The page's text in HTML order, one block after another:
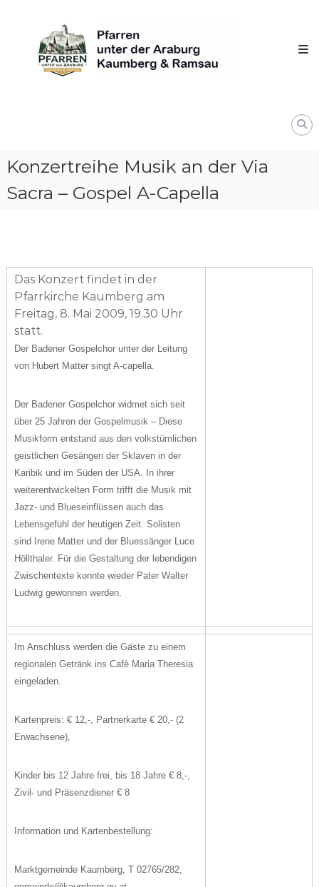
content
unter
derAraburg
Kaumberg
Konzertreihe Musik an der Via
Sacra – Gospel A-Capella
Das Konzert findet in der
Pfarrkirche Kaumberg am
Freitag, 8. Mai 2009, 19.30 Uhr
statt.
Der Badener Gospelchor unter der Leitung
von Hubert Matter singt A-capella.
Der Badener Gospelchor widmet sich seit
über 25 Jahren der Gospelmusik – Diese
Musikform entstand aus den volkstümlichen
geistlichen Gesängen der Sklaven in der
Karibik und im Süden der USA. In ihrer
weiterentwickelten Form trifft die Musik mit
Jazz- und Blueseinflüssen auch das
Lebensgefühl der heutigen Zeit. Solisten
sind Irene Matter und der Bluessänger Luce
Höllthaler. Für die Gestaltung der lebendigen
Zwischentexte konnte wieder Pater Walter
Ludwig gewonnen werden.
Im Anschluss werden die Gäste zu einem
regionalen Getränk ins Cafè Maria Theresia
eingeladen.
Kartenpreis: € 12,-, Partnerkarte € 20,- (2
Erwachsene),
Kinder bis 12 Jahre frei, bis 18 Jahre € 8,-,
Zivil- und Präsenzdiener € 8
Information und Kartenbestellung:
Marktgemeinde Kaumberg, T 02765/282,